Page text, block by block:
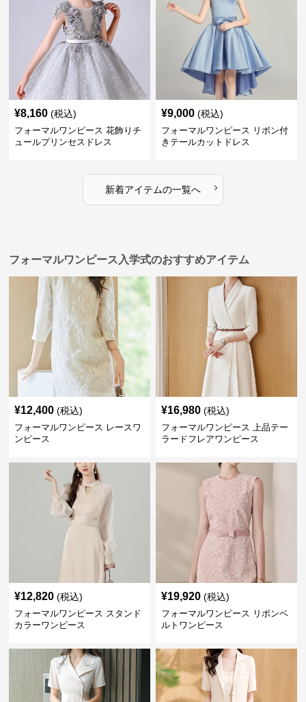
¥8,160 (税込)
フォーマルワンピース 花飾りチ
ュールプリンセスドレス
¥9,000 (税込)
フォーマルワンピース リボン付
きテールカットドレス
新着アイテムの一覧へ ›
フォーマルワンピース入学式のおすすめアイテム
¥12,400 (税込)
フォーマルワンピース レースワ
ンピース
¥16,980 (税込)
フォーマルワンピース 上品テー
ラードフレアワンピース
¥12,820 (税込)
フォーマルワンピース スタンド
カラーワンピース
¥19,920 (税込)
フォーマルワンピース リボンベ
ルトワンピース